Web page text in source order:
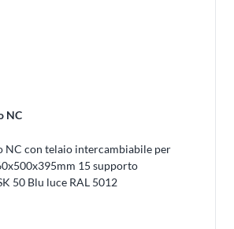
NC
NC con telaio intercambiabile per
15 supporto
50 Blu luce RAL 5012